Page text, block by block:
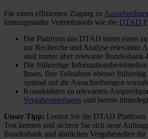
Für einen effizienten Zugang zu
leistungsstarke Vertriebstools wie die DTAD
Die Plattform des DTAD bietet einen
zur Recherche und Analyse relevanter
sind immer über relevante
Die frühzeitige
Ihnen, Ihre Teilnahme ebenso
optimal auf die Ausschreibungen
Kontaktdaten zu relevanten
Vergabeunterlagen sind bereits
Unser Tipp: Lernen Sie die DTAD Plattform
Test kennen und sichern Sie sich neue
Bundesbank und ähnlichen Vergabestellen